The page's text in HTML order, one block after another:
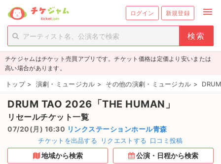
ログイン 新規登録 menu
person_add 新規会員登録
チケットを探す
新着チケット
値下げしたチケット
都道府県からチケットを探す
もうすぐ開催のチケット
チケジャムはチケット売買アプリです。チケット価格は定価より安いまたは
高い場合があります。
トップ > 演劇・ミュージカル > その他の演劇・ミュージカル >
DRUM TAO 2026「THE HUMAN」
リセールチケット一覧
07/20(月) 16:30 リンクステーションホール青森
チケットを出品する リクエストする 口コミ投稿
地域から検索 公演・日程から検索